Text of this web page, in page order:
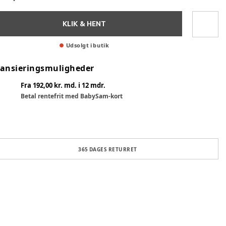
KLIK & HENT
Udsolgt i butik
Fra 192,00 kr. md. i 12 mdr.
Betal rentefrit med BabySam-kort
365 DAGES RETURRET